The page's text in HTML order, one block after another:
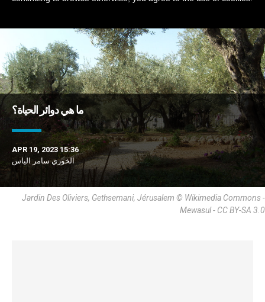
DERNIÈRES NOUVELLES
ما هي دوائر الحياة؟
APR 19, 2023 15:36
الخوري سامر الياس
Jardin Des Oliviers, Gethsemani, Jérusalem © Wikimedia Commons -
Mewasul - CC BY-SA 3.0